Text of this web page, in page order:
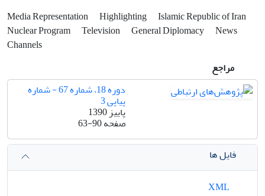
Media Representation Highlighting
Islamic Republic of Iran
Nuclear Program
Television General Diplomacy
News
Channels
مراجع
دوره 18، شماره 67 - شماره
پیاپی 3
پاییز 1390
صفحه63-90
فایل ها